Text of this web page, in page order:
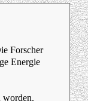
Forscher
Energie
worden.